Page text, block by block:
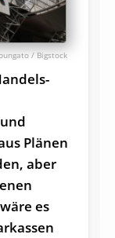
/ Bigstock
Plänen
aber
es